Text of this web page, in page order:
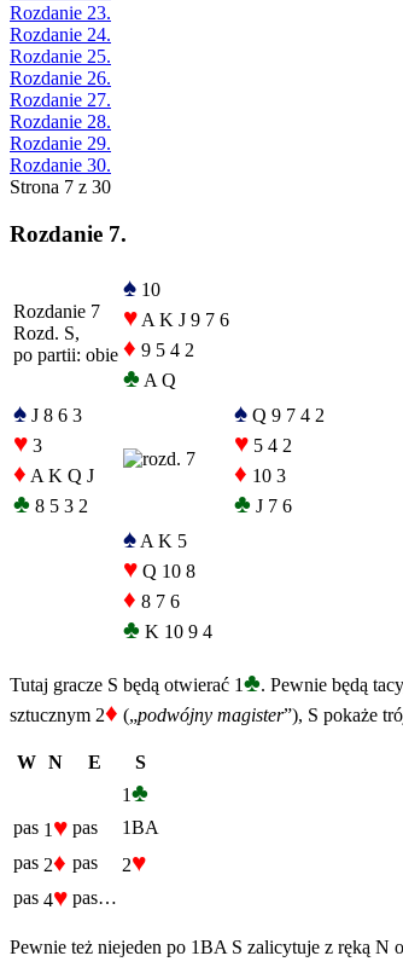
Rozdanie 23.
Rozdanie 24.
Rozdanie 25.
Rozdanie 26.
Rozdanie 27.
Rozdanie 28.
Rozdanie 29.
Rozdanie 30.
Strona 7 z 30
Rozdanie 7.
Rozdanie 7
Rozd. S,
po partii: obie
♠ 10
♥ A K J 9 7 6
♦ 9 5 4 2
♣ A Q
♠ J 8 6 3
♥ 3
♦ A K Q J
♣ 8 5 3 2
♠ Q 9 7 4 2
♥ 5 4 2
♦ 10 3
♣ J 7 6
♠ A K 5
♥ Q 10 8
♦ 8 7 6
♣ K 10 9 4
Tutaj gracze S będą otwierać 1♣. Pewnie będą
sztucznym 2♦ („podwójny magister”), S pokaże
W N E
S
1♣
pas 1 ♥ pas
1BA
pas 2♦ pas 2♥
pas 4♥ pas…
Pewnie też niejeden po 1BA S zalicytuje z ręką N